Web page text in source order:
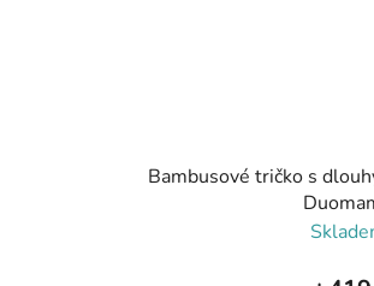
Bambusové tričko s